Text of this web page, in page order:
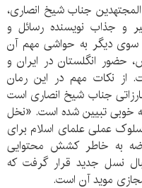
جناب شیخ انصاری،
و جذاب نویسنده رسائل و
سوی دیگر به حواشی مهم آن
حضور انگلستان در ایران و
از نکات مهم در این رمان
جناب شیخ انصاری است
خوبی تبیین شده است. «نخل
عملی علمای اسلام برای
به خاطر کشش محتوایی
نسل جدید قرار گرفت که
موید آن است.